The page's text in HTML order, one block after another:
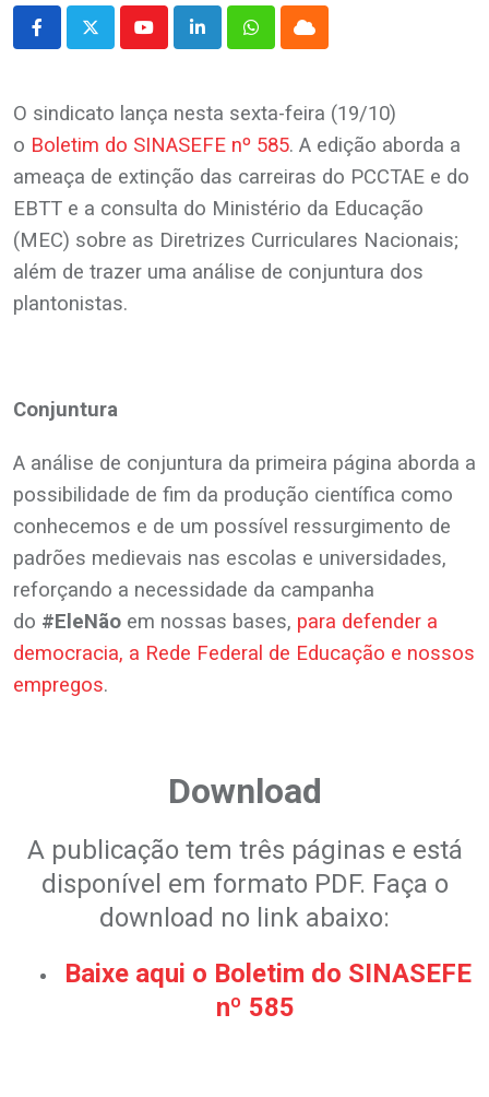
YoutubeLinkedInWhatsappCloud
O sindicato lança nesta sexta-feira (19/10)
o Boletim do SINASEFE nº 585. A edição aborda a
ameaça de extinção das carreiras do PCCTAE e do
EBTT e a consulta do Ministério da Educação
(MEC) sobre as Diretrizes Curriculares Nacionais;
além de trazer uma análise de conjuntura dos
plantonistas.
Conjuntura
A análise de conjuntura da primeira página aborda a
possibilidade de fim da produção científica como
conhecemos e de um possível ressurgimento de
padrões medievais nas escolas e universidades,
reforçando a necessidade da campanha
do #EleNão em nossas bases, para defender a
democracia, a Rede Federal de Educação e nossos
empregos.
Download
A publicação tem três páginas e está
disponível em formato PDF. Faça o
download no link abaixo:
Baixe aqui o Boletim do SINASEFE
nº 585